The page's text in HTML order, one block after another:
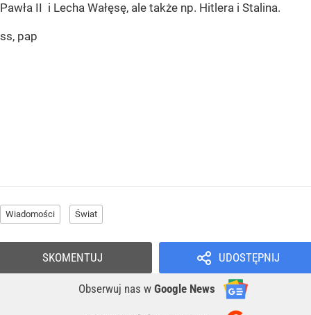
Pawła II i Lecha Wałęsę, ale także np. Hitlera i Stalina.
ss, pap
Wiadomości Świat
UDOSTĘPNIJ
Obserwuj nas w Google News
SKOMENTUJ